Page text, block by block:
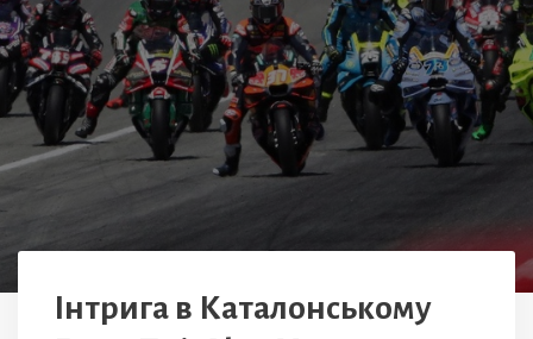
Інтрига в Каталонському